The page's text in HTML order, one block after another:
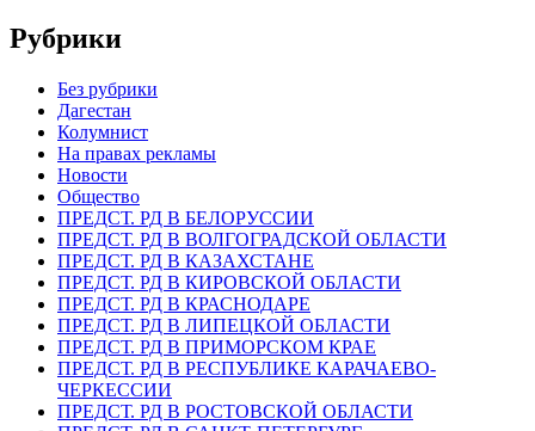
Рубрики
Без рубрики
Дагестан
Колумнист
На правах рекламы
Новости
Общество
ПРЕДСТ. РД В БЕЛОРУССИИ
ПРЕДСТ. РД В ВОЛГОГРАДСКОЙ ОБЛАСТИ
ПРЕДСТ. РД В КАЗАХСТАНЕ
ПРЕДСТ. РД В КИРОВСКОЙ ОБЛАСТИ
ПРЕДСТ. РД В КРАСНОДАРЕ
ПРЕДСТ. РД В ЛИПЕЦКОЙ ОБЛАСТИ
ПРЕДСТ. РД В ПРИМОРСКОМ КРАЕ
ПРЕДСТ. РД В РЕСПУБЛИКЕ КАРАЧАЕВО-
ЧЕРКЕССИИ
ПРЕДСТ. РД В РОСТОВСКОЙ ОБЛАСТИ